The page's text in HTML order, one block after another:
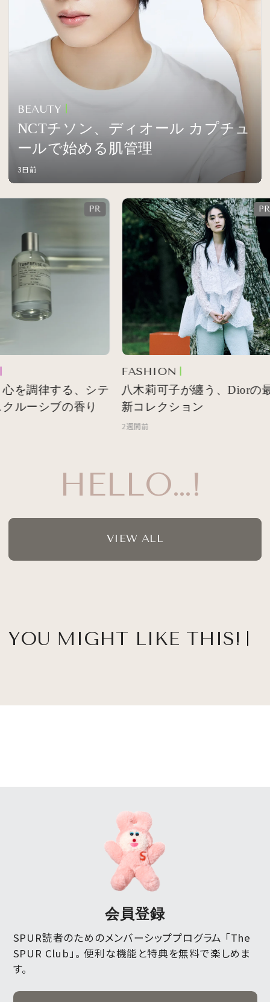
BEAUTY
NCTチソン、ディオール カプチュ
ールで始める肌管理
3日前
HELLO…!
調律する、シテ
ーシブの香り
FASHION
八木莉可子が纏う、Diorの最
新コレクション
2週間前
VIEW ALL
YOU MIGHT LIKE THIS!
会員登録
SPUR読者のためのメンバーシッププログラム 「The
SPUR Club」。 便利な機能と特典を無料で楽しめま
す。